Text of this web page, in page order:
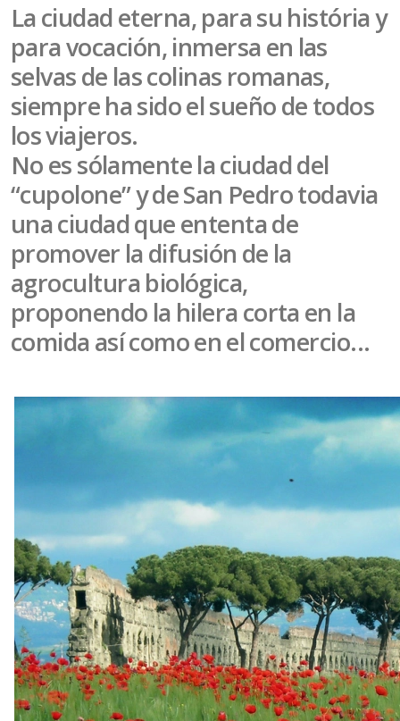
La ciudad eterna, para su história y
para vocación, inmersa en las
selvas de las colinas romanas,
siempre ha sido el sueño de todos
los viajeros.
No es sólamente la ciudad del
“cupolone” y de San Pedro todavia
una ciudad que ententa de
promover la difusión de la
agrocultura biológica,
proponendo la hilera corta en la
comida así como en el comercio...